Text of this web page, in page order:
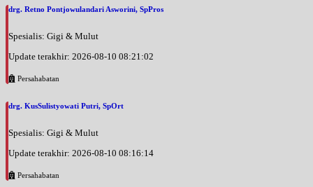
drg. Retno Pontjowulandari Asworini, SpPros
Spesialis: Gigi & Mulut
Update terakhir: 2026-08-10 08:21:02
Persahabatan
drg. KusSulistyowati Putri, SpOrt
Spesialis: Gigi & Mulut
Update terakhir: 2026-08-10 08:16:14
Persahabatan